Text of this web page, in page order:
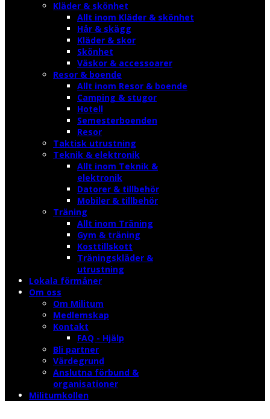
Kläder & skönhet
Allt inom Kläder & skönhet
Hår & skägg
Kläder & skor
Skönhet
Väskor & accessoarer
Resor & boende
Allt inom Resor & boende
Camping & stugor
Hotell
Semesterboenden
Resor
Taktisk utrustning
Teknik & elektronik
Allt inom Teknik &
elektronik
Datorer & tillbehör
Mobiler & tillbehör
Träning
Allt inom Träning
Gym & träning
Kosttillskott
Träningskläder &
utrustning
Lokala förmåner
Om oss
Om Militum
Medlemskap
Kontakt
FAQ - Hjälp
Bli partner
Värdegrund
Anslutna förbund &
organisationer
Militumkollen